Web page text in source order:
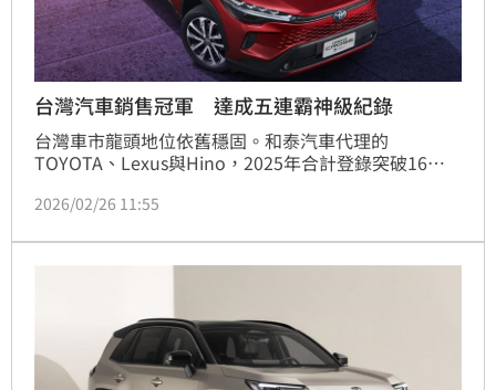
台灣汽車銷售冠軍 達成五連霸神級紀錄
台灣車市龍頭地位依舊穩固。和泰汽車代理的
TOYOTA、Lexus與Hino，2025年合計登錄突破16萬
第24年稱霸台灣車市。
2026/02/26 11:55